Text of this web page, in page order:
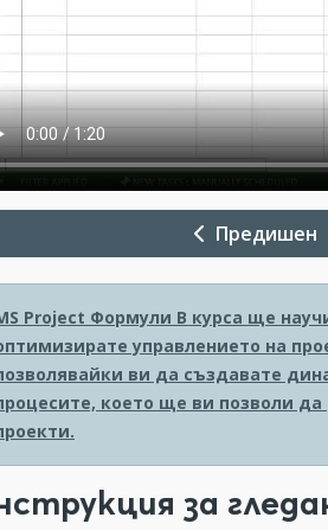
Предишен
Project Формули В курса ще
управлението на
ви да създавате
което ще ви позволи
за